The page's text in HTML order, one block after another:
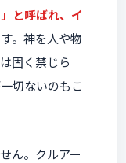
と呼ばれ、イ
。神を人や物
固く禁じら
切ないのもこ
ん。クルアー